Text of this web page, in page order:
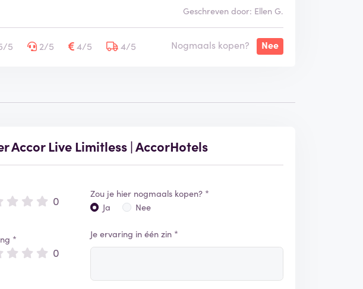
Geschreven door: Ellen G.
5 2/5 4/5 4/5 Nogmaals kopen? Nee
Accor Live Limitless | AccorHotels
0
*
0
Zou je hier nogmaals kopen? *
Ja
Nee
Je ervaring in één zin *